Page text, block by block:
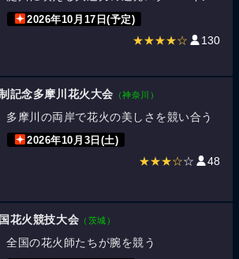
2026年10月17日(予定)
★★★★☆ 130
記念多摩川花火大会 （神奈川）
多摩川の両岸で花火の美しさを競い合う
2026年10月3日(土)
★★★☆☆ 48
花火競技大会 （茨城）
全国の花火師たちが腕を競う